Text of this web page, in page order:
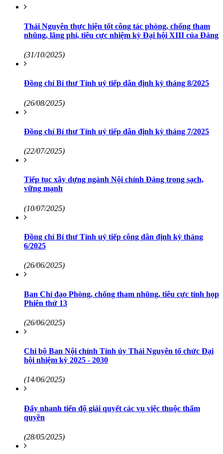
Thái Nguyên thực hiện tốt công tác phòng, chống tham
nhũng, lãng phí, tiêu cực nhiệm kỳ Đại hội XIII của Đảng
(31/10/2025)
Đồng chí Bí thư Tỉnh uỷ tiếp dân định kỳ tháng 8/2025
(26/08/2025)
Đồng chí Bí thư Tỉnh uỷ tiếp dân định kỳ tháng 7/2025
(22/07/2025)
Tiếp tục xây dựng ngành Nội chính Đảng trong sạch,
vững mạnh
(10/07/2025)
Đồng chí Bí thư Tỉnh uỷ tiếp công dân định kỳ tháng
6/2025
(26/06/2025)
Ban Chỉ đạo Phòng, chống tham nhũng, tiêu cực tỉnh họp
Phiên thứ 13
(26/06/2025)
Chi bộ Ban Nội chính Tỉnh ủy Thái Nguyên tổ chức Đại
hội nhiệm kỳ 2025 - 2030
(14/06/2025)
Đẩy nhanh tiến độ giải quyết các vụ việc thuộc thẩm
quyền
(28/05/2025)